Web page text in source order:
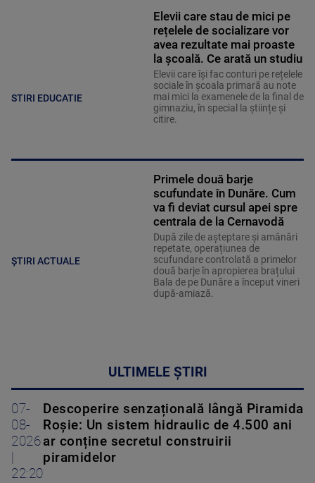
STIRI EDUCATIE
Elevii care stau de mici pe
rețelele de socializare vor
avea rezultate mai proaste
la școală. Ce arată un studiu
Elevii care îşi fac conturi pe rețelele
sociale în școala primară au note
mai mici la examenele de la final de
gimnaziu, în special la științe și
citire.
ȘTIRI ACTUALE
Primele două barje
scufundate în Dunăre. Cum
va fi deviat cursul apei spre
centrala de la Cernavodă
După zile de așteptare și amânări
repetate, operațiunea de
scufundare controlată a primelor
două barje în apropierea brațului
Bala de pe Dunăre a început vineri
după-amiază.
ULTIMELE ȘTIRI
07-
08-
2026
22:20
Descoperire senzațională lângă Piramida
Roșie: Un sistem hidraulic de 4.500 ani
ar conține secretul construirii
piramidelor